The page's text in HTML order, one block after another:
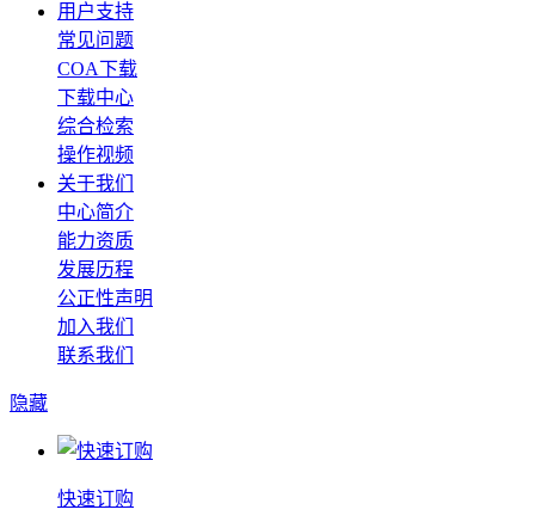
用户支持
常见问题
COA下载
下载中心
综合检索
操作视频
关于我们
中心简介
能力资质
发展历程
公正性声明
加入我们
联系我们
隐藏
快速订购